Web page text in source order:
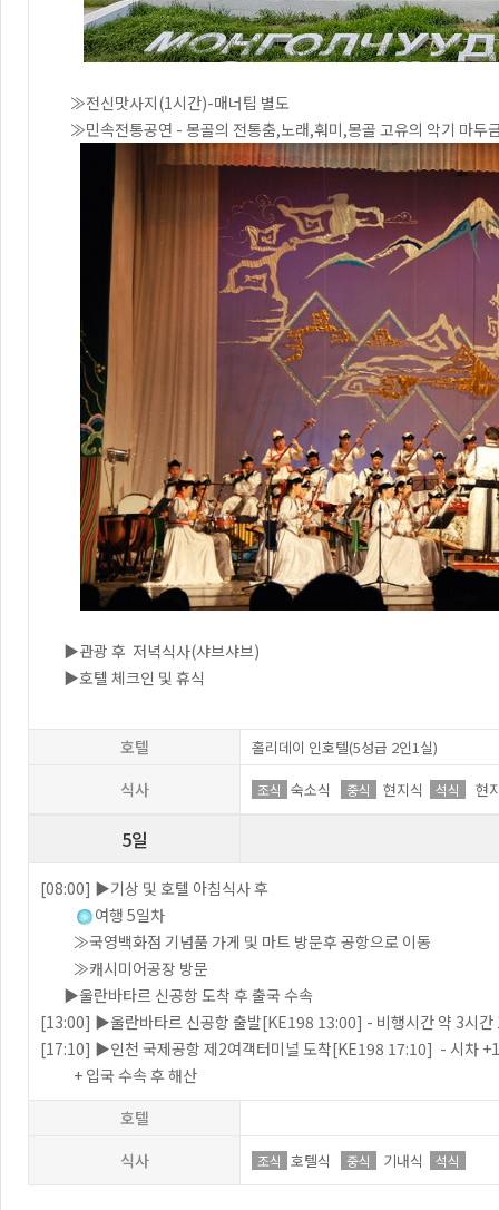
≫전신맛사지(1시간)-매너팁 별도
≫민속전통공연 - 몽골의 전통춤,노래,훠미,몽골 고유의 악기 마두
▶관광 후 저녁식사(샤브샤브)
▶호텔 체크인 및 휴식
호텔 홀리데이 인호텔(5성급 2인1실)
식사 조식 숙소식 중식 현지식 석식 현
5일
[08:00] ▶기상 및 호텔 아침식사 후
여행 5일차
≫국영백화점 기념품 가게 및 마트 방문후 공항으로 이동
≫캐시미어공장 방문
▶울란바타르 신공항 도착 후 출국 수속
[13:00] ▶울란바타르 신공항 출발[KE198 13:00] - 비행시간 약 3시간
[17:10] ▶인천 국제공항 제2여객터미널 도착[KE198 17:10] - 시차
+ 입국 수속 후 해산
호텔
식사
조식 호텔식 중식 기내식 석식